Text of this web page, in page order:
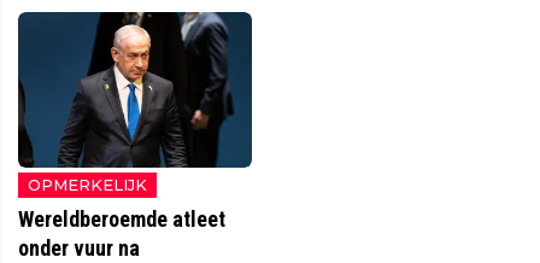
OPMERKELIJK
Wereldberoemde atleet
onder vuur na